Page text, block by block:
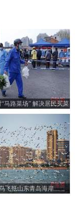
马路菜场” 解决居民买菜
难题
飞抵山东青岛海岸